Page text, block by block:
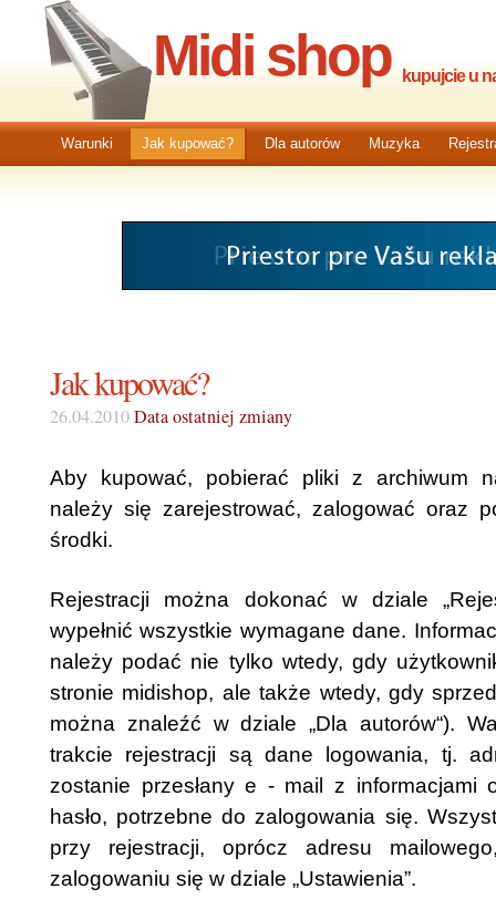
Midi shop kupujcie u
Warunki Jak kupować? Dla autorów Muzyka
Jak kupować?
26.04.2010Data ostatniej zmiany
Aby kupować, pobierać pliki z archiwum
należy się zarejestrować, zalogować oraz
środki.
Rejestracji można dokonać w dziale
wypełnić wszystkie wymagane dane.
należy podać nie tylko wtedy, gdy
stronie midishop, ale także wtedy, gdy
można znaleźć w dziale „Dla autorów“).
trakcie rejestracji są dane logowania, tj.
zostanie przesłany e - mail z informacjami
hasło, potrzebne do zalogowania się.
przy rejestracji, oprócz adresu
zalogowaniu się w dziale „Ustawienia”.